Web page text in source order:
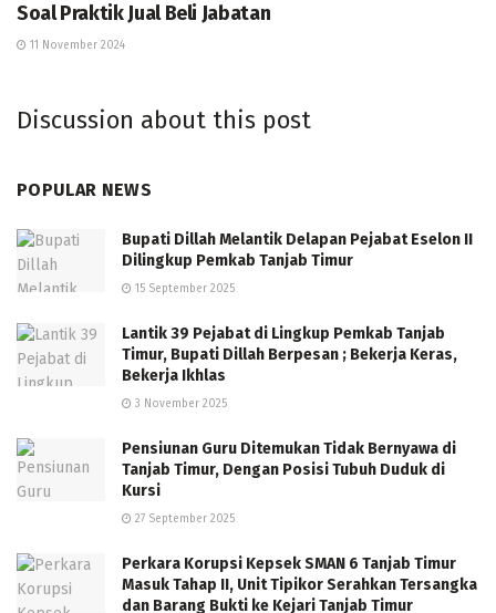
Soal Praktik Jual Beli Jabatan
11 November 2024
Discussion about this post
POPULAR NEWS
Bupati Dillah Melantik Delapan Pejabat Eselon II
Dilingkup Pemkab Tanjab Timur
15 September 2025
Lantik 39 Pejabat di Lingkup Pemkab Tanjab
Timur, Bupati Dillah Berpesan ; Bekerja Keras,
Bekerja Ikhlas
3 November 2025
Pensiunan Guru Ditemukan Tidak Bernyawa di
Tanjab Timur, Dengan Posisi Tubuh Duduk di
Kursi
27 September 2025
Perkara Korupsi Kepsek SMAN 6 Tanjab Timur
Masuk Tahap II, Unit Tipikor Serahkan Tersangka
dan Barang Bukti ke Kejari Tanjab Timur